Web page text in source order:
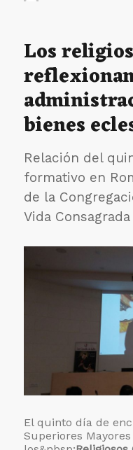
Los
bienes
Relación del
formativo en
de la
Vida Consagrada
El quinto día de
Superiores